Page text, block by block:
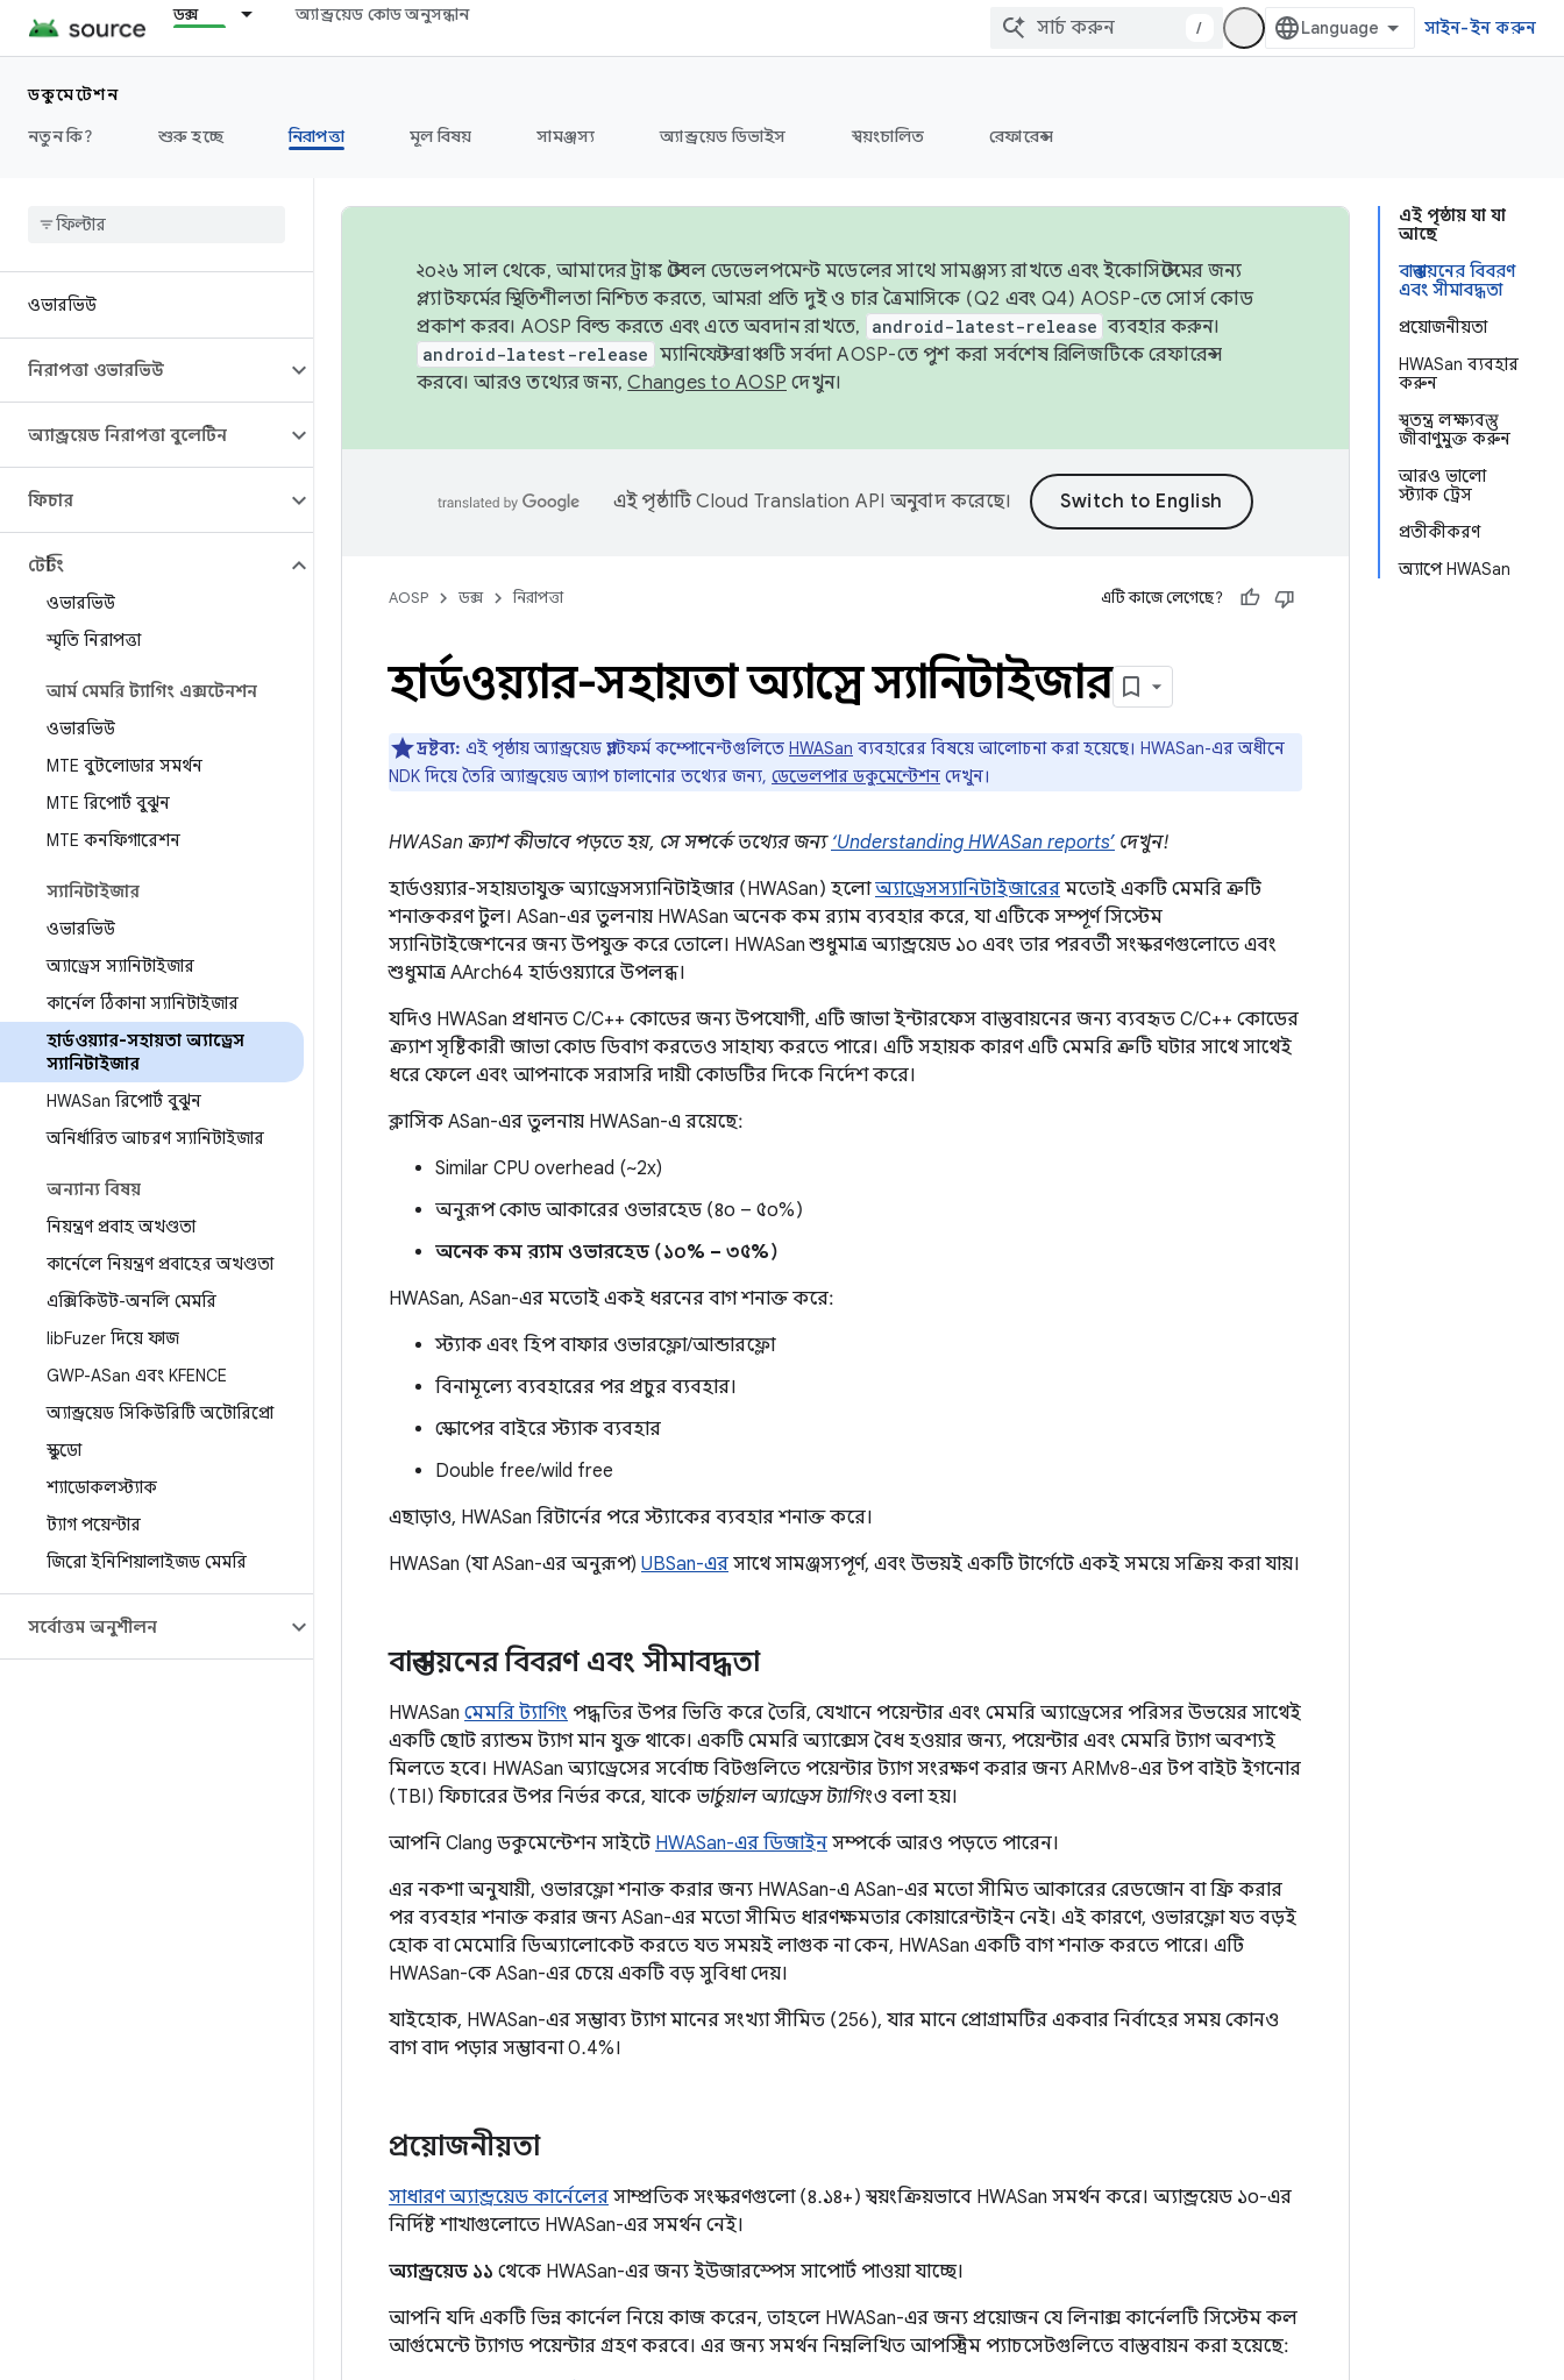
ডক্স অ্যান্ড্রয়েড কোড অনুসন্ধান
/ সাইন-ইন করুন
ডকুমেন্টেশন
নতুন কি?
শুরু হচ্ছে নিরাপত্তা মূল বিষয় সামঞ্জস্য অ্যান্ড্রয়েড ডিভাইস স্বয়ংচালিত রেফারেন্স
ওভারভিউ
নিরাপত্তা ওভারভিউ
অ্যান্ড্রয়েড নিরাপত্তা বুলেটিন
ফিচার
টেস্টিং
ওভারভিউ
স্মৃতি নিরাপত্তা
আর্ম মেমরি ট্যাগিং এক্সটেনশন
ওভারভিউ
MTE বুটলোডার সমর্থন
MTE রিপোর্ট বুঝুন
MTE কনফিগারেশন
স্যানিটাইজার
ওভারভিউ
অ্যাড্রেস স্যানিটাইজার
কার্নেল ঠিকানা স্যানিটাইজার
হার্ডওয়্যার-সহায়তা অ্যাড্রেস
স্যানিটাইজার
HWASan রিপোর্ট বুঝুন
অনির্ধারিত আচরণ স্যানিটাইজার
অন্যান্য বিষয়
নিয়ন্ত্রণ প্রবাহ অখণ্ডতা
কার্নেলে নিয়ন্ত্রণ প্রবাহের অখণ্ডতা
এক্সিকিউট-অনলি মেমরি
libFuzer দিয়ে ফাজ
GWP-ASan এবং KFENCE
অ্যান্ড্রয়েড সিকিউরিটি অটোরিপ্রো
স্কুডো
শ্যাডোকলস্ট্যাক
ট্যাগ পয়েন্টার
জিরো ইনিশিয়ালাইজড মেমরি
সর্বোত্তম অনুশীলন
এই পৃষ্ঠায় যা যা
আছে
বাস্তবায়নের বিবরণ
এবং সীমাবদ্ধতা
প্রয়োজনীয়তা
HWASan ব্যবহার
করুন
স্বতন্ত্র লক্ষ্যবস্তু
জীবাণুমুক্ত করুন
আরও ভালো
স্ট্যাক ট্রেস
প্রতীকীকরণ
অ্যাপে HWASan
২০২৬ সাল থেকে, আমাদের ট্রাঙ্ক স্টেবল ডেভেলপমেন্ট মডেলের সাথে সামঞ্জস্য রাখতে এবং ইকোসিস্টেমের জন্য
প্ল্যাটফর্মের স্থিতিশীলতা নিশ্চিত করতে, আমরা প্রতি দুই ও চার ত্রৈমাসিকে (Q2 এবং Q4) AOSP-তে সোর্স কোড
প্রকাশ করব। AOSP বিল্ড করতে এবং এতে অবদান রাখতে,
android-latest-release ব্যবহার করুন।
android-latest-release ম্যানিফেস্ট ব্রাঞ্চটি সর্বদা AOSP-তে পুশ করা সর্বশেষ রিলিজটিকে রেফারেন্স
করবে। আরও তথ্যের জন্য,Changes to AOSP দেখুন।
এই পৃষ্ঠাটিCloud Translation API অনুবাদ করেছে।
AOSP ডক্স নিরাপত্তা এটি কাজে লেগেছে?
হার্ডওয়্যার-সহায়তা অ্যাড্রেস স্যানিটাইজার
দ্রষ্টব্য: এই পৃষ্ঠায় অ্যান্ড্রয়েড প্ল্যাটফর্ম কম্পোনেন্টগুলিতে HWASan ব্যবহারের বিষয়ে আলোচনা করা হয়েছে। HWASan-এর অধীনে
NDK দিয়ে তৈরি অ্যান্ড্রয়েড অ্যাপ চালানোর তথ্যের জন্য, ডেভেলপার ডকুমেন্টেশন দেখুন।
HWASan ক্র্যাশ কীভাবে পড়তে হয়, সে সম্পর্কে তথ্যের জন্য ‘Understanding HWASan reports’ দেখুন!
হার্ডওয়্যার-সহায়তাযুক্ত অ্যাড্রেসস্যানিটাইজার (HWASan) হলোঅ্যাড্রেসস্যানিটাইজারের মতোই একটি মেমরি ত্রুটি
শনাক্তকরণ টুল। ASan-এর তুলনায় HWASan অনেক কম র‍্যাম ব্যবহার করে, যা এটিকে সম্পূর্ণ সিস্টেম
স্যানিটাইজেশনের জন্য উপযুক্ত করে তোলে। HWASan শুধুমাত্র অ্যান্ড্রয়েড ১০ এবং তার পরবর্তী সংস্করণগুলোতে এবং
শুধুমাত্র AArch64 হার্ডওয়্যারে উপলব্ধ।
যদিও HWASan প্রধানত C/C++ কোডের জন্য উপযোগী, এটি জাভা ইন্টারফেস বাস্তবায়নের জন্য ব্যবহৃত C/C++ কোডের
ক্র্যাশ সৃষ্টিকারী জাভা কোড ডিবাগ করতেও সাহায্য করতে পারে। এটি সহায়ক কারণ এটি মেমরি ত্রুটি ঘটার সাথে সাথেই
ধরে ফেলে এবং আপনাকে সরাসরি দায়ী কোডটির দিকে নির্দেশ করে।
ক্লাসিক ASan-এর তুলনায় HWASan-এ রয়েছে:
Similar CPU overhead (~2x)
অনুরূপ কোড আকারের ওভারহেড (৪০ – ৫০%)
অনেক কম র‍্যাম ওভারহেড (১০% – ৩৫%)
HWASan, ASan-এর মতোই একই ধরনের বাগ শনাক্ত করে:
স্ট্যাক এবং হিপ বাফার ওভারফ্লো/আন্ডারফ্লো
বিনামূল্যে ব্যবহারের পর প্রচুর ব্যবহার।
স্কোপের বাইরে স্ট্যাক ব্যবহার
Double free/wild free
এছাড়াও, HWASan রিটার্নের পরে স্ট্যাকের ব্যবহার শনাক্ত করে।
HWASan (যা ASan-এর অনুরূপ) UBSan-এর সাথে সামঞ্জস্যপূর্ণ, এবং উভয়ই একটি টার্গেটে একই সময়ে সক্রিয় করা যায়।
বাস্তবায়নের বিবরণ এবং সীমাবদ্ধতা
HWASan মেমরি ট্যাগিং পদ্ধতির উপর ভিত্তি করে তৈরি, যেখানে পয়েন্টার এবং মেমরি অ্যাড্রেসের পরিসর উভয়ের সাথেই
একটি ছোট র‍্যান্ডম ট্যাগ মান যুক্ত থাকে। একটি মেমরি অ্যাক্সেস বৈধ হওয়ার জন্য, পয়েন্টার এবং মেমরি ট্যাগ অবশ্যই
মিলতে হবে। HWASan অ্যাড্রেসের সর্বোচ্চ বিটগুলিতে পয়েন্টার ট্যাগ সংরক্ষণ করার জন্য ARMv8-এর টপ বাইট ইগনোর
(TBI) ফিচারের উপর নির্ভর করে, যাকে ভার্চুয়াল অ্যাড্রেস ট্যাগিংও বলা হয়।
আপনি Clang ডকুমেন্টেশন সাইটে HWASan-এর ডিজাইন সম্পর্কে আরও পড়তে পারেন।
এর নকশা অনুযায়ী, ওভারফ্লো শনাক্ত করার জন্য HWASan-এ ASan-এর মতো সীমিত আকারের রেডজোন বা ফ্রি করার
পর ব্যবহার শনাক্ত করার জন্য ASan-এর মতো সীমিত ধারণক্ষমতার কোয়ারেন্টাইন নেই। এই কারণে, ওভারফ্লো যত বড়ই
হোক বা মেমোরি ডিঅ্যালোকেট করতে যত সময়ই লাগুক না কেন, HWASan একটি বাগ শনাক্ত করতে পারে। এটি
HWASan-কে ASan-এর চেয়ে একটি বড় সুবিধা দেয়।
যাইহোক, HWASan-এর সম্ভাব্য ট্যাগ মানের সংখ্যা সীমিত (256), যার মানে প্রোগ্রামটির একবার নির্বাহের সময় কোনও
বাগ বাদ পড়ার সম্ভাবনা 0.4%।
প্রয়োজনীয়তা
সাধারণ অ্যান্ড্রয়েড কার্নেলের সাম্প্রতিক সংস্করণগুলো (৪.১৪+) স্বয়ংক্রিয়ভাবে HWASan সমর্থন করে। অ্যান্ড্রয়েড ১০-এর
নির্দিষ্ট শাখাগুলোতে HWASan-এর সমর্থন নেই।
অ্যান্ড্রয়েড ১১ থেকে HWASan-এর জন্য ইউজারস্পেস সাপোর্ট পাওয়া যাচ্ছে।
আপনি যদি একটি ভিন্ন কার্নেল নিয়ে কাজ করেন, তাহলে HWASan-এর জন্য প্রয়োজন যে লিনাক্স কার্নেলটি সিস্টেম কল
আর্গুমেন্টে ট্যাগড পয়েন্টার গ্রহণ করবে। এর জন্য সমর্থন নিম্নলিখিত আপস্ট্রিম প্যাচসেটগুলিতে বাস্তবায়ন করা হয়েছে: